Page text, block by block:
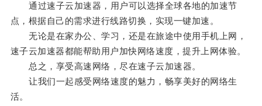
通过速子云加速器，用户可以选择全球各地的加速节
点，根据自己的需求进行线路切换，实现一键加速。
无论是在家办公、学习，还是在旅途中使用手机上网，
速子云加速器都能帮助用户加快网络速度，提升上网体验。
总之，享受高速网络，尽在速子云加速器。
让我们一起感受网络速度的魅力，畅享美好的网络生
活。